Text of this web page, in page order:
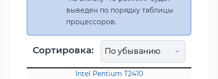
выведен по порядку таблицы
процессоров.
Сортировка:
Intel Pentium T2410